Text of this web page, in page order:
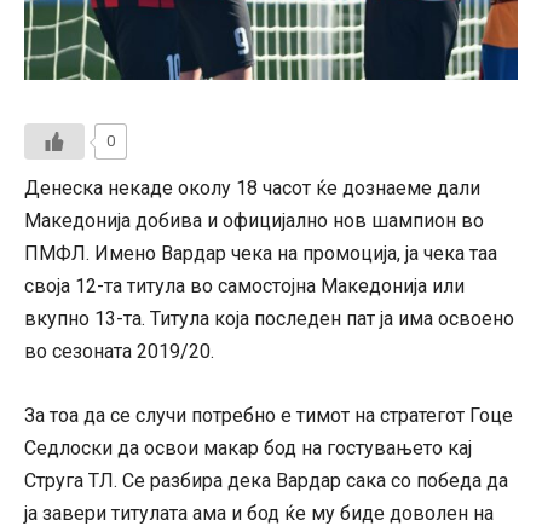
0
Денеска некаде околу 18 часот ќе дознаеме дали
Македонија добива и официјално нов шампион во
ПМФЛ. Имено Вардар чека на промоција, ја чека таа
своја 12-та титула во самостојна Македонија или
вкупно 13-та. Титула која последен пат ја има освоено
во сезоната 2019/20.
За тоа да се случи потребно е тимот на стратегот Гоце
Седлоски да освои макар бод на гостувањето кај
Струга ТЛ. Се разбира дека Вардар сака со победа да
ја завери титулата ама и бод ќе му биде доволен на